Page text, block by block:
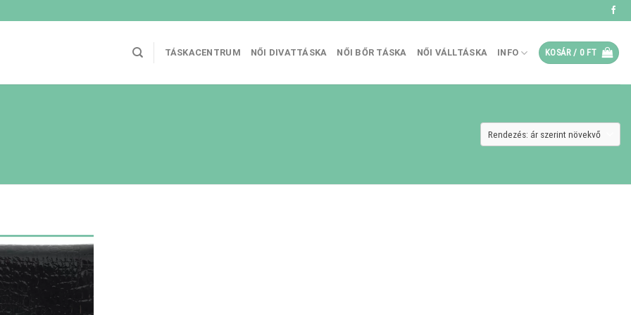
TÁSKACENTRUM NŐI DIVATTÁSKA NŐI BŐR TÁSKA NŐI VÁLLTÁSKA INFO KOSÁR / 0 FT